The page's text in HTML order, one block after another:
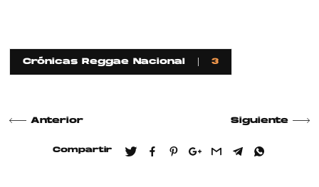
Crónicas Reggae Nacional 3
Anterior Siguiente
Compartir